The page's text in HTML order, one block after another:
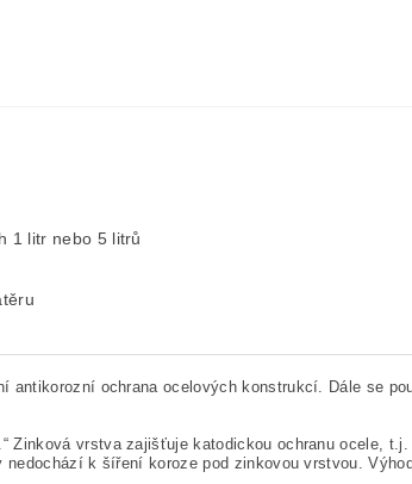
1 litr nebo 5 litrů
antikorozní ochrana ocelových konstrukcí. Dále se
Zinková vrstva zajišťuje katodickou ochranu ocele,
k šíření koroze pod zinkovou vrstvou.